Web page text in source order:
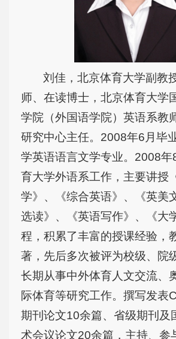
刘佳，北京体育大学副教
师、在读博士，北京体育大学
学院（外国语学院）英语系教
研究中心主任。2008年6月毕
学英语语言文学专业。2008年
育大学外语系工作，主要讲授
学》、《综合英语》、《英美
选读》、《英语写作》、《大
程，积累了丰富的授课经验，
著，先后多次被评为校级、院
长期从事中外体育人文交流、
际体育等研究工作。撰写发表
期刊论文10余篇、省级期刊及
术会议论文20余篇，主持、参